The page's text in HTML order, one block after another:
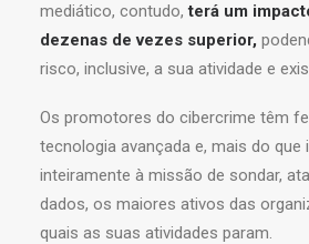
mediático, contudo,terá um
dezenas de vezes superior,
risco, inclusive, a sua atividade e
Os promotores do cibercrime têm
tecnologia avançada e, mais do que
inteiramente à missão de sondar,
dados, os maiores ativos das
quais as suas atividades param.